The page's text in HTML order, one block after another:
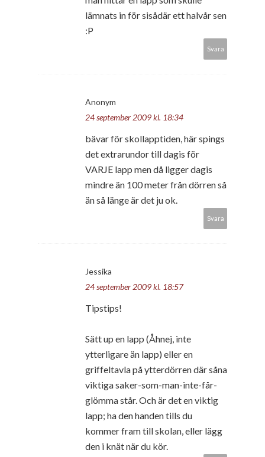
lämnats in för sisådär ett halvår sen
:P
Svara
Anonym
24 september 2009 kl. 18:34
bävar för skollapptiden, här spings
det extrarundor till dagis för
VARJE lapp men då ligger dagis
mindre än 100 meter från dörren så
än så länge är det ju ok.
Svara
Jessika
24 september 2009 kl. 18:57
Tipstips!
Sätt up en lapp (Åhnej, inte
ytterligare än lapp) eller en
griffeltavla på ytterdörren där såna
viktiga saker-som-man-inte-får-
glömma står. Och är det en viktig
lapp; ha den handen tills du
kommer fram till skolan, eller lägg
den i knät när du kör.